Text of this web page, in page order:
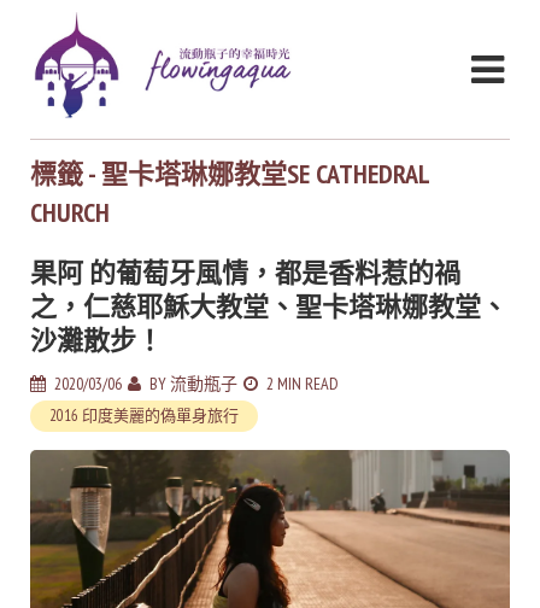
標籤 - 聖卡塔琳娜教堂SE CATHEDRAL
CHURCH
果阿 的葡萄牙風情，都是香料惹的禍
之，仁慈耶穌大教堂、聖卡塔琳娜教堂、
沙灘散步！
2020/03/06 BY流動瓶子 2 MIN READ
2016 印度美麗的偽單身旅行